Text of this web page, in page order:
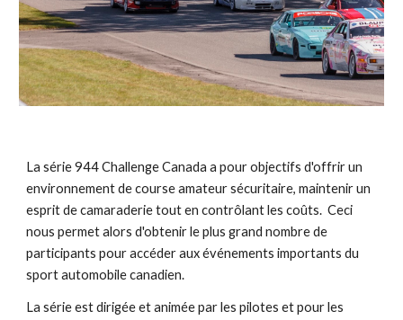
La série 944 Challenge Canada a pour objectifs d'offrir un
environnement de course amateur sécuritaire, maintenir un
esprit de camaraderie tout en contrôlant les coûts.  Ceci
nous permet alors d'obtenir le plus grand nombre de
participants pour accéder aux événements importants du
sport automobile canadien.
La série est dirigée et animée par les pilotes et pour les